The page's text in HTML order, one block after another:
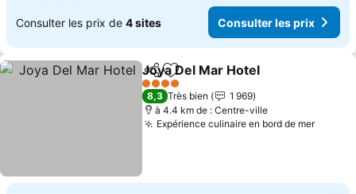
Consulter les prix de 4 sites Consulter les prix
PartagerAjouter à mes favoris
Joya Del Mar Hotel
4 Étoiles
8,3 Très bien
1 969
à 4.4 km de : Centre-ville
Expérience culinaire en bord de mer